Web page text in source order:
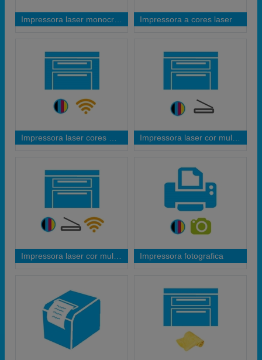
Impressora a cores laser
Impressora fotografica